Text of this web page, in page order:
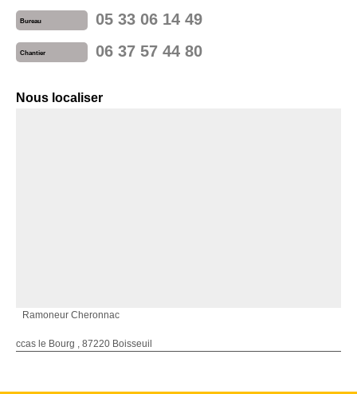
Bureau 05 33 06 14 49
Chantier 06 37 57 44 80
Nous localiser
Ramoneur Cheronnac
ccas le Bourg , 87220 Boisseuil